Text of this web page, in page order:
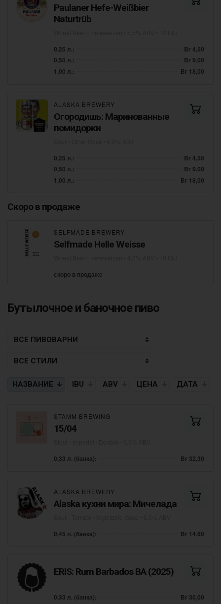
Paulaner Hefe-Weißbier
Naturtrüb
0,25 л.:
Br 4,50
0,50 л.:
Br 9,00
1,00 л.:
Br 18,00
ALASKA BREWERY
Огородишь: Маринованные
помидорки
0,25 л.:
Br 4,50
0,50 л.:
Br 9,00
1,00 л.:
Br 18,00
Скоро в продаже
SELFMADE BREWERY
Selfmade Helle Weisse
скоро в продаже
Бутылочное и баночное пиво
НАЗВАНИЕ IBU ABV ЦЕНА ДАТА
STAMM BREWING
15/04
0,33 л. (банка): Br 32,30
ALASKA BREWERY
Alaska кухни мира: Мичелада
0,45 л. (банка): Br 14,60
ERIS: Rum Barbados BA (2025)
0,33 л. (банка): Br 30,00